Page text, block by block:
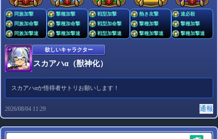
プレビュー
000000
欲しいキャラクター
なんでもOK
投稿する
同族加撃
同族加命撃
同族加撃速
撃種加撃
撃種加命撃
撃種加撃速
戦型加撃
戦型加命撃
戦型加撃速
熱き友撃
撃種加撃
撃種加撃速
速必殺
撃種加撃
撃種加撃速
欲しいキャラクター
スカアハα（獣神化）
スカアハαか悟得者サトリお願いします！
2026/08/04 11:29 通報